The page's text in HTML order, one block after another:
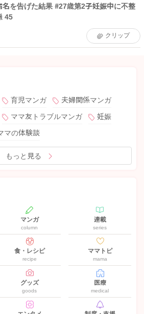
名を告げた結果 #27歳第2子妊娠中に不整
45
クリップ
育児マンガ
夫婦関係マンガ
ママ友トラブルマンガ
妊娠
マの体験談
もっと見る
マンガ
column
連載
series
食・レシピ
recipe
ママトピ
mama
グッズ
goods
医療
medical